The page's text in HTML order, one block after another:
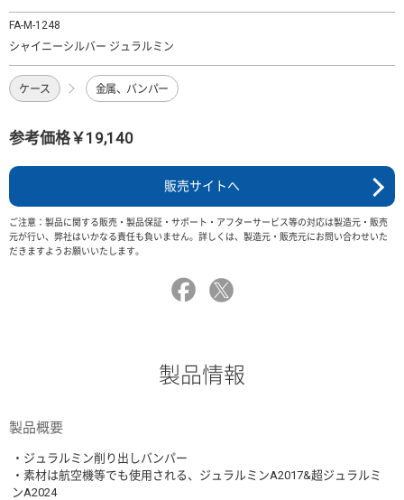
FA-M-1248
シャイニーシルバー ジュラルミン
ケース 金属、バンパー
参考価格￥19,140
販売サイトへ
ご注意：製品に関する販売・製品保証・サポート・アフターサービス等の対応は製造元・販売
元が行い、弊社はいかなる責任も負いません。詳しくは、製造元・販売元にお問い合わせいた
だきますようお願いいたします。
製品情報
製品概要
・ジュラルミン削り出しバンパー
・素材は航空機等でも使用される、ジュラルミンA2017&超ジュラルミ
ンA2024